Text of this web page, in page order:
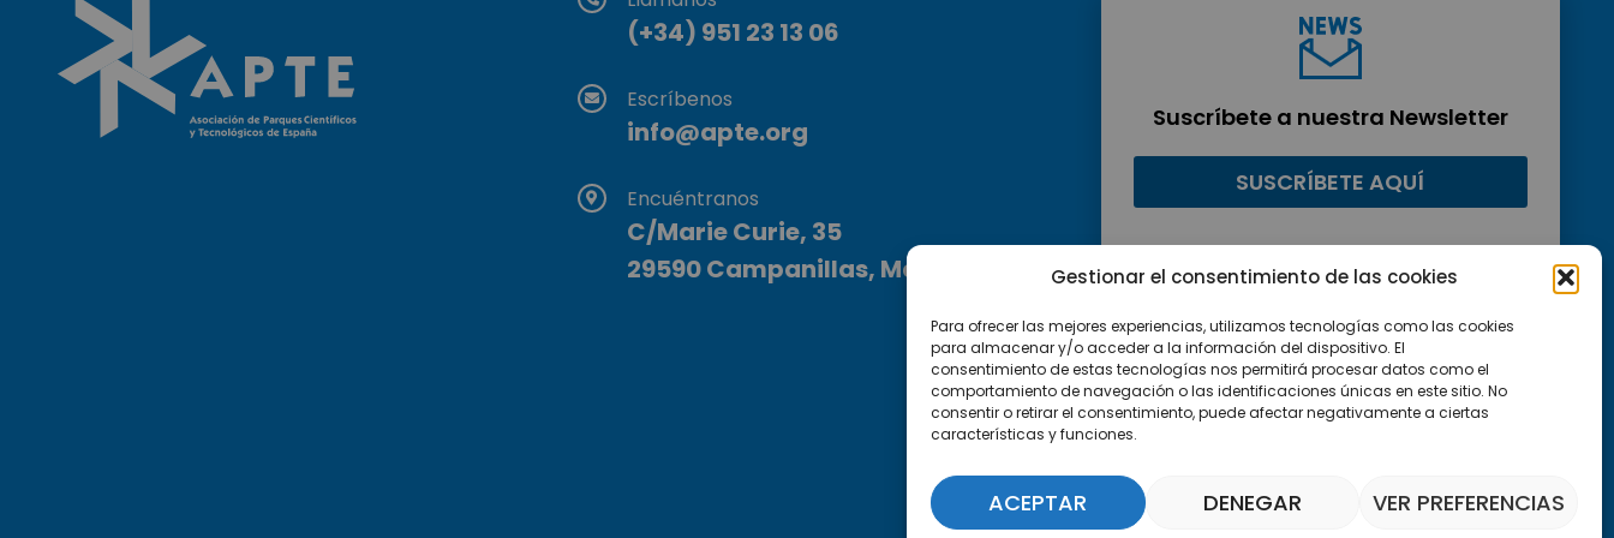
Gestionar el consentimiento de las cookies
Para ofrecer las mejores experiencias, utilizamos tecnologías como las cookies
para almacenar y/o acceder a la información del dispositivo. El
consentimiento de estas tecnologías nos permitirá procesar datos como el
comportamiento de navegación o las identificaciones únicas en este sitio. No
consentir o retirar el consentimiento, puede afectar negativamente a ciertas
características y funciones.
ACEPTAR DENEGAR VER PREFERENCIAS
(+34) 951 23 13 06
Escríbenos
info@apte.org
Encuéntranos
C/Marie Curie, 35
29590 Campanillas, Málaga
Suscríbete a nuestra Newsletter
SUSCRÍBETE AQUÍ